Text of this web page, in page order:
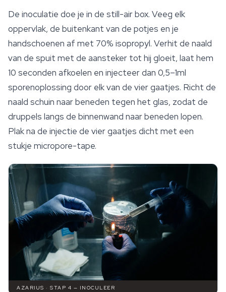
De inoculatie doe je in de still-air box. Veeg elk
oppervlak, de buitenkant van de potjes en je
handschoenen af met 70% isopropyl. Verhit de naald
van de spuit met de aansteker tot hij gloeit, laat hem
10 seconden afkoelen en injecteer dan 0,5–1ml
sporenoplossing door elk van de vier gaatjes. Richt de
naald schuin naar beneden tegen het glas, zodat de
druppels langs de binnenwand naar beneden lopen.
Plak na de injectie de vier gaatjes dicht met een
stukje micropore-tape.
AZARIUS · STAP 4 — INOCULEER